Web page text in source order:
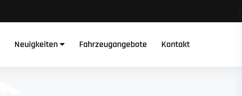
Neuigkeiten Fahrzeugangebote Kontakt